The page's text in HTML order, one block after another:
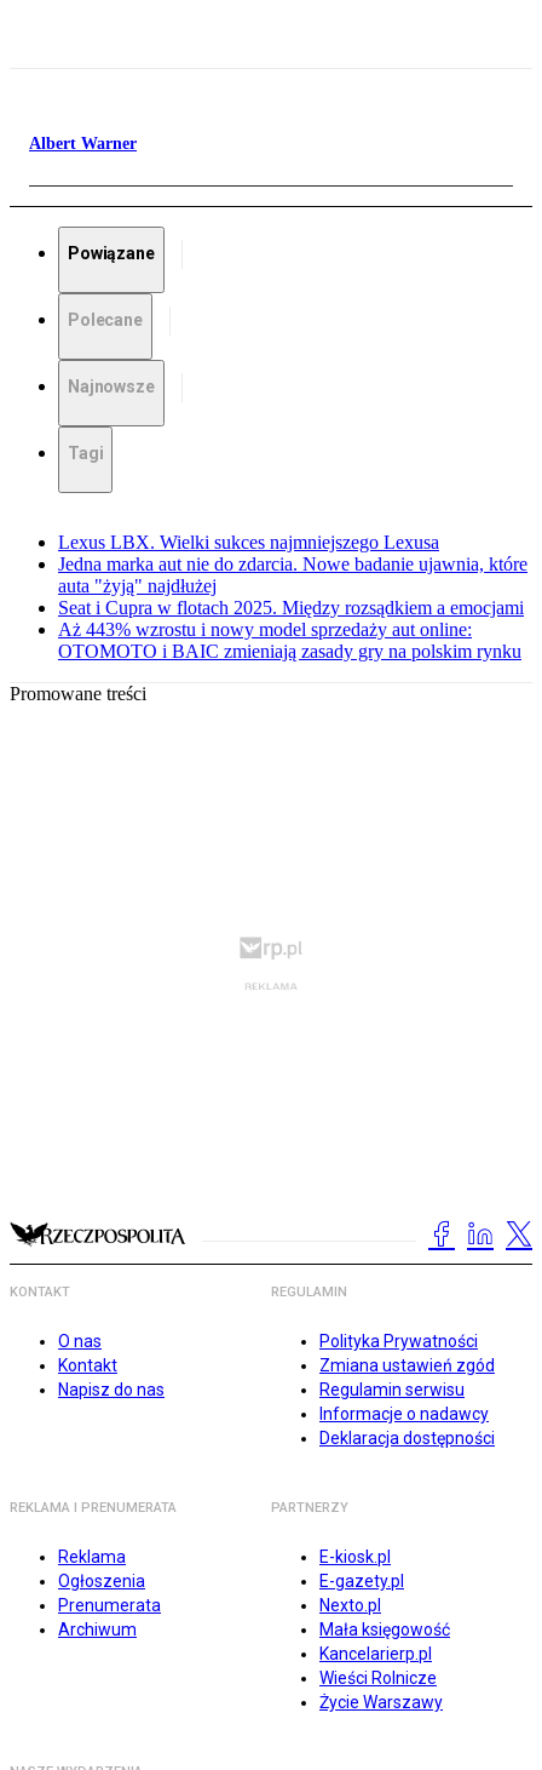
Albert Warner
Powiązane
Polecane
Najnowsze
Tagi
Lexus LBX. Wielki sukces najmniejszego Lexusa
Jedna marka aut nie do zdarcia. Nowe badanie ujawnia, które
auta "żyją" najdłużej
Seat i Cupra w flotach 2025. Między rozsądkiem a emocjami
Aż 443% wzrostu i nowy model sprzedaży aut online:
OTOMOTO i BAIC zmieniają zasady gry na polskim rynku
Promowane treści
KONTAKT
O nas
Kontakt
Napisz do nas
REGULAMIN
Polityka Prywatności
Zmiana ustawień zgód
Regulamin serwisu
Informacje o nadawcy
Deklaracja dostępności
REKLAMA I PRENUMERATA
Reklama
Ogłoszenia
Prenumerata
Archiwum
PARTNERZY
E-kiosk.pl
E-gazety.pl
Nexto.pl
Mała księgowość
Kancelarierp.pl
Wieści Rolnicze
Życie Warszawy